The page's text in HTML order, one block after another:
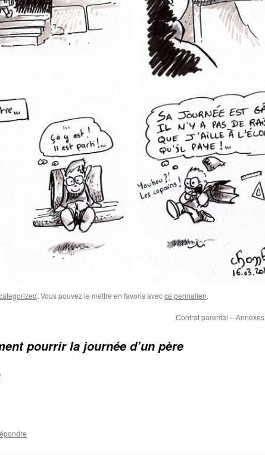
. Vous pouvez le mettre en favoris avecce permalien.
Contrat parental – Annexes
pourrir la journée d’un père